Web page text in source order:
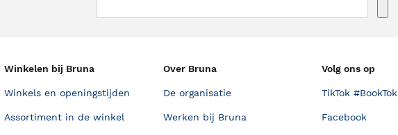
Winkelen bij Bruna
Winkels en openingstijden
Assortiment in de winkel
Over Bruna
De organisatie
Werken bij Bruna
Volg ons op
TikTok #BookTok
Facebook